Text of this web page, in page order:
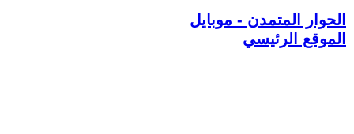
الحوار المتمدن - موبايل
الموقع الرئيسي